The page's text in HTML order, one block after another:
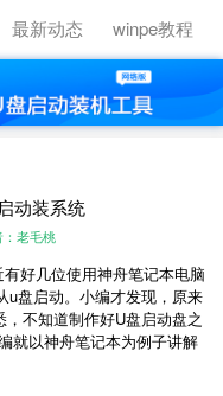
最新动态 winpe教程
动装系统
：老毛桃
好几位使用神舟笔记本电脑
u盘启动。小编才发现，原来
不知道制作好U盘启动盘之
就以神舟笔记本为例子讲解